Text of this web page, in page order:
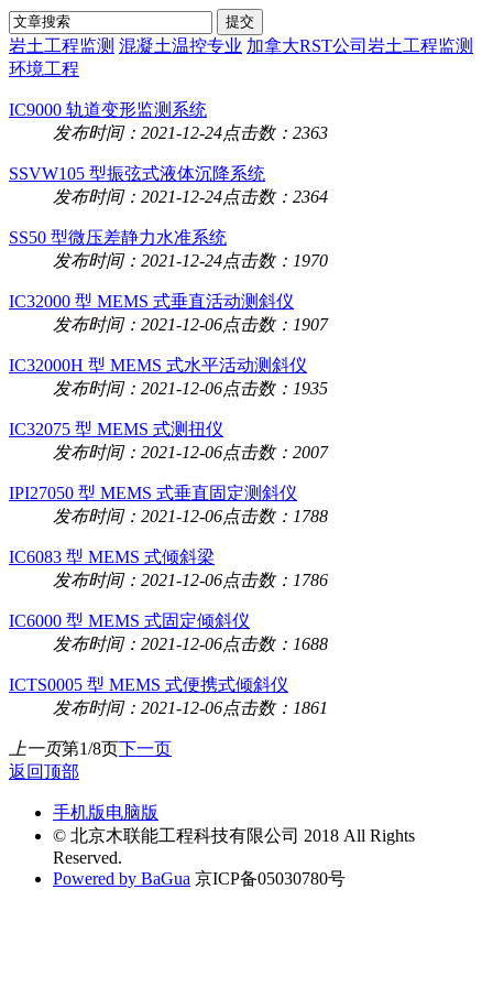
岩土工程监测 混凝土温控专业 加拿大RST公司岩土工程监测
环境工程
IC9000 轨道变形监测系统
发布时间：2021-12-24点击数：2363
SSVW105 型振弦式液体沉降系统
发布时间：2021-12-24点击数：2364
SS50 型微压差静力水准系统
发布时间：2021-12-24点击数：1970
IC32000 型 MEMS 式垂直活动测斜仪
发布时间：2021-12-06点击数：1907
IC32000H 型 MEMS 式水平活动测斜仪
发布时间：2021-12-06点击数：1935
IC32075 型 MEMS 式测扭仪
发布时间：2021-12-06点击数：2007
IPI27050 型 MEMS 式垂直固定测斜仪
发布时间：2021-12-06点击数：1788
IC6083 型 MEMS 式倾斜梁
发布时间：2021-12-06点击数：1786
IC6000 型 MEMS 式固定倾斜仪
发布时间：2021-12-06点击数：1688
ICTS0005 型 MEMS 式便携式倾斜仪
发布时间：2021-12-06点击数：1861
上一页第1/8页下一页
返回顶部
手机版电脑版
© 北京木联能工程科技有限公司 2018 All Rights
Reserved.
Powered by BaGua 京ICP备05030780号